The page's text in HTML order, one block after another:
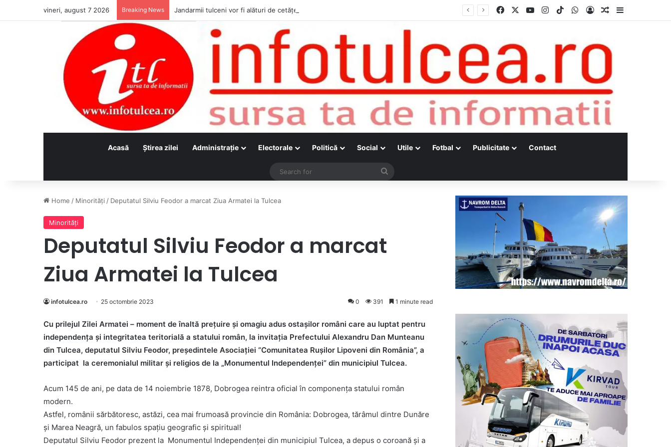
vineri, august 7 2026 Breaking News Jandarmii tulceni vor fi alături de cetățenii care vor lua parte la Festivalul Folk Țestos Facebook YouTubeInstagram
TikTokWhatsApp
Log InRandom Article
Acasă Ştirea zilei Administraţie Electorale Politică Social Utile Fotbal Publicitate Contact
Search
Home / Minorităţi / Deputatul Silviu Feodor a marcat Ziua Armatei la Tulcea
Minorităţi
Deputatul Silviu Feodor a marcat
Ziua Armatei la Tulcea
infotulcea.ro 25 octombrie 2023 0 391 1 minute read
Cu prilejul Zilei Armatei – moment de înaltă prețuire și omagiu adus ostașilor români care au luptat pentru
independența și integritatea teritorială a statului român, la invitația Prefectului Alexandru Dan Munteanu
din Tulcea, deputatul Silviu Feodor, președintele Asociației “Comunitatea Rușilor Lipoveni din România”, a
participat la ceremonialul militar și religios de la „Monumentul Independenței” din municipiul Tulcea.
Acum 145 de ani, pe data de 14 noiembrie 1878, Dobrogea reintra oficial în componența statului român
modern.
Astfel, românii sărbătoresc, astăzi, cea mai frumoasă provincie din România: Dobrogea, tărâmul dintre Dunăre
și Marea Neagră, un fabulos spațiu geografic și spiritual!
Deputatul Silviu Feodor prezent la Monumentul Independenței din municipiul Tulcea, a depus o coroană și a